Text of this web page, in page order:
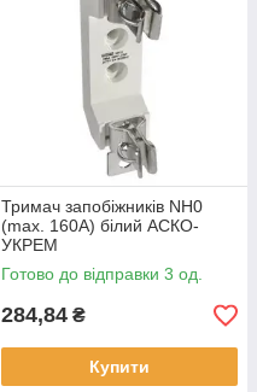
Тримач запобіжників NH0
(max. 160A) білий АСКО-
УКРЕМ
Готово до відправки 3 од.
284,84 ₴
Купити